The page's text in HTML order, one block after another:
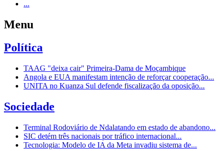
...
Menu
Política
TAAG "deixa cair" Primeira-Dama de Moçambique
Angola e EUA manifestam intenção de reforçar cooperação...
UNITA no Kuanza Sul defende fiscalização da oposição...
Sociedade
Terminal Rodoviário de Ndalatando em estado de abandono...
SIC detém três nacionais por tráfico internacional...
Tecnologia: Modelo de IA da Meta invadiu sistema de...